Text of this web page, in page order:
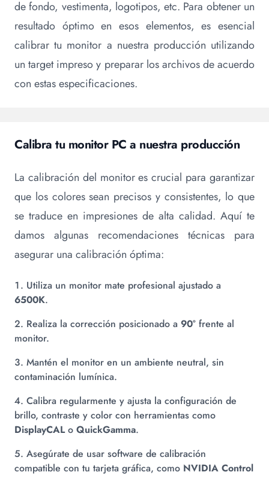
de fondo, vestimenta, logotipos, etc. Para obtener un
resultado óptimo en esos elementos, es esencial
calibrar tu monitor a nuestra producción utilizando
un target impreso y preparar los archivos de acuerdo
con estas especificaciones.
Calibra tu monitor PC a nuestra producción
La calibración del monitor es crucial para garantizar
que los colores sean precisos y consistentes, lo que
se traduce en impresiones de alta calidad. Aquí te
damos algunas recomendaciones técnicas para
asegurar una calibración óptima:
Utiliza un monitor mate profesional ajustado a
6500K.
Realiza la corrección posicionado a 90° frente al
monitor.
Mantén el monitor en un ambiente neutral, sin
contaminación lumínica.
Calibra regularmente y ajusta la configuración de
brillo, contraste y color con herramientas como
DisplayCALo QuickGamma.
Asegúrate de usar software de calibración
compatible con tu tarjeta gráfica, como NVIDIA Control